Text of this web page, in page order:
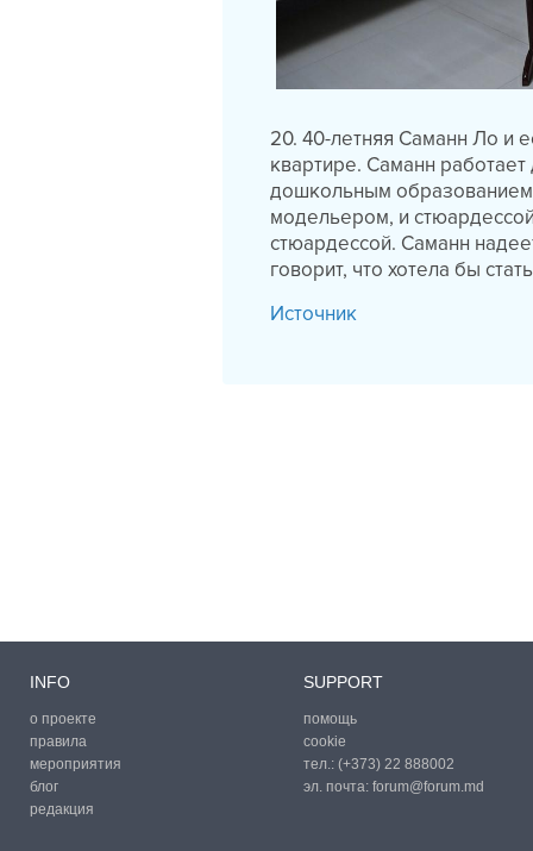
20. 40-летняя Саманн Ло и
квартире. Саманн
дошкольным
модельером, и
стюардессой. Саманн
говорит, что хотела бы
Источник
INFO
о проекте
правила
мероприятия
блог
редакция
SUPPORT
помощь
cookie
тел.: (+373) 22 888002
эл. почта: forum@forum.md